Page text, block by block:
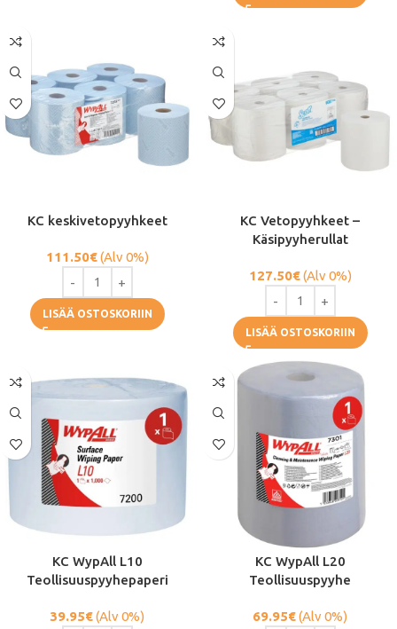
KC keskivetopyyhkeet
111.50€(Alv 0%)
LISÄÄ OSTOSKORIIN
KC Vetopyyhkeet –
Käsipyyherullat
127.50€(Alv 0%)
LISÄÄ OSTOSKORIIN
KC WypAll L10
Teollisuuspyyhepaperi
39.95€(Alv 0%)
KC WypAll L20
Teollisuuspyyhe
69.95€(Alv 0%)